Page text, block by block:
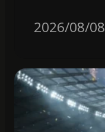
2026/08/08